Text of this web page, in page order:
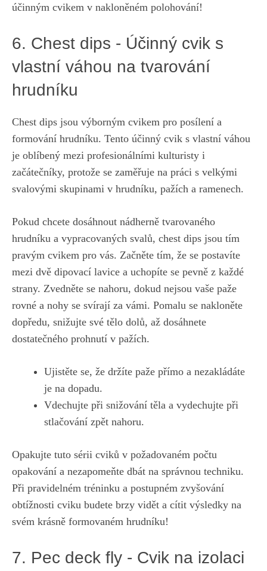
účinným cvikem v nakloněném polohování!
6. Chest dips -‍ Účinný cvik⁣ s
vlastní váhou na tvarování
hrudníku
Chest dips ⁣jsou výborným cvikem pro posílení a
formování ⁣hrudníku. Tento účinný cvik ‌s vlastní váhou‌
je oblíbený mezi profesionálními⁤ kulturisty i
začátečníky, protože se⁤ zaměřuje na práci ⁤s velkými
svalovými skupinami v ⁢hrudníku, ⁢pažích a ramenech.
Pokud chcete dosáhnout nádherně tvarovaného
hrudníku a vypracovaných svalů, chest dips jsou tím
pravým cvikem pro vás. Začněte tím, že se postavíte
mezi dvě dipovací lavice a uchopíte se‌ pevně z ⁣každé
‌strany. Zvedněte se nahoru, dokud nejsou vaše⁤ paže
rovné⁣ a nohy‌ se svírají za vámi. Pomalu se nakloněte
dopředu, snižujte své tělo dolů, až‍ dosáhnete
dostatečného prohnutí v pažích.
Ujistěte ‌se, že držíte⁢ paže přímo a nezakládáte
je na dopadu.
Vdechujte při snižování ‌těla a vydechujte při
⁣stlačování ⁤zpět ​nahoru.
Opakujte​ tuto sérii cviků v požadovaném počtu
‍opakování a nezapomeňte dbát na správnou⁢ techniku.
Při pravidelném tréninku a⁤ postupném zvyšování‍
obtížnosti cviku budete brzy vidět a cítit výsledky na
svém krásně⁤ formovaném hrudníku!
7. Pec deck‌ fly -⁢ Cvik na izolaci‍